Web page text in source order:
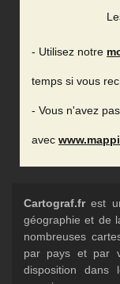
- Utilisez notre
temps si vous
- Vous n'avez
avec
Cartograf.frest
géographie et de
nombreuses
par pays et par
disposition